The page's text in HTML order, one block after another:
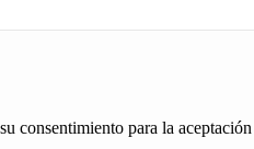
consentimiento para la